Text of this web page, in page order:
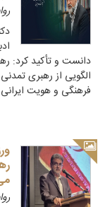
دانست و تأکید کرد:
الگویی از رهبری
فرهنگی و هویت ایرانی